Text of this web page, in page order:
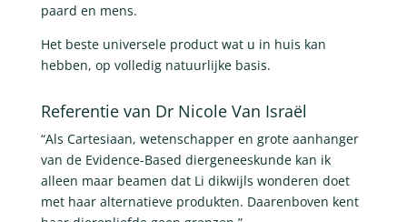
paard en mens.
Het beste universele product wat u in huis kan
hebben, op volledig natuurlijke basis.
Referentie van Dr Nicole Van Israël
“Als Cartesiaan, wetenschapper en grote aanhanger
van de Evidence-Based diergeneeskunde kan ik
alleen maar beamen dat Li dikwijls wonderen doet
met haar alternatieve produkten. Daarenboven kent